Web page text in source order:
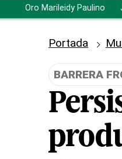
Oro Marileidy Paulino
Portada
BARRERA